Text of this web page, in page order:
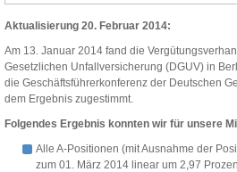
Aktualisierung 20. Februar 2014:
Am 13. Januar 2014 fand die
Gesetzlichen Unfallversicherung (DGUV) in
die Geschäftsführerkonferenz der Deutschen
dem Ergebnis zugestimmt.
Folgendes Ergebnis konnten wir für unsere
Alle A-Positionen (mit Ausnahme der
zum 01. März 2014 linear um 2,97